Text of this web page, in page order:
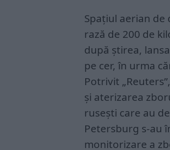
Spațiul aerian de
rază de 200 de
după știrea,
pe cer, în urma
Potrivit
și aterizarea
rusești care au
Petersburg s-au
monitorizare a